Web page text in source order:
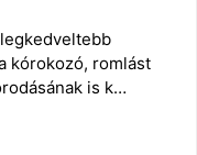
kórokozó, romlást
is k…